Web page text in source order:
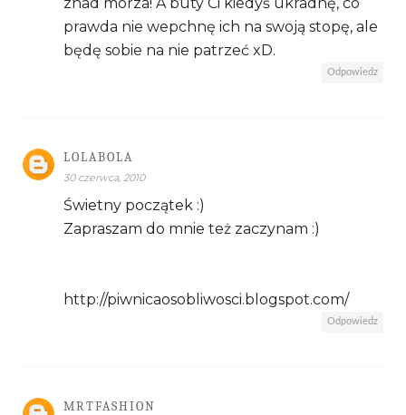
prawda nie wepchnę ich na swoją stopę, ale
będę sobie na nie patrzeć xD.
Odpowiedz
LOLABOLA
30 czerwca, 2010
Świetny początek :)
Zapraszam do mnie też zaczynam :)
http://piwnicaosobliwosci.blogspot.com/
Odpowiedz
MRTFASHION